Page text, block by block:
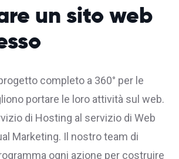
un sito web
completo a 360° per le
portare le loro attività sul web.
di Hosting al servizio di Web
Marketing. Il nostro team di
ogni azione per costruire